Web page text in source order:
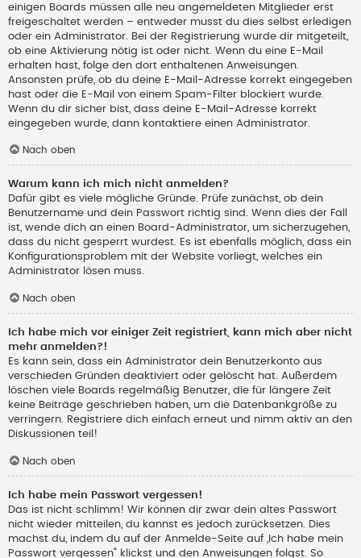
einigen Boards müssen alle neu angemeldeten Mitglieder erst
freigeschaltet werden – entweder musst du dies selbst erledigen
oder ein Administrator. Bei der Registrierung wurde dir mitgeteilt,
ob eine Aktivierung nötig ist oder nicht. Wenn du eine E-Mail
erhalten hast, folge den dort enthaltenen Anweisungen.
Ansonsten prüfe, ob du deine E-Mail-Adresse korrekt eingegeben
hast oder die E-Mail von einem Spam-Filter blockiert wurde.
Wenn du dir sicher bist, dass deine E-Mail-Adresse korrekt
eingegeben wurde, dann kontaktiere einen Administrator.
Nach oben
Warum kann ich mich nicht anmelden?
Dafür gibt es viele mögliche Gründe. Prüfe zunächst, ob dein
Benutzername und dein Passwort richtig sind. Wenn dies der Fall
ist, wende dich an einen Board-Administrator, um sicherzugehen,
dass du nicht gesperrt wurdest. Es ist ebenfalls möglich, dass ein
Konfigurationsproblem mit der Website vorliegt, welches ein
Administrator lösen muss.
Nach oben
Ich habe mich vor einiger Zeit registriert, kann mich aber nicht
mehr anmelden?!
Es kann sein, dass ein Administrator dein Benutzerkonto aus
verschieden Gründen deaktiviert oder gelöscht hat. Außerdem
löschen viele Boards regelmäßig Benutzer, die für längere Zeit
keine Beiträge geschrieben haben, um die Datenbankgröße zu
verringern. Registriere dich einfach erneut und nimm aktiv an den
Diskussionen teil!
Nach oben
Ich habe mein Passwort vergessen!
Das ist nicht schlimm! Wir können dir zwar dein altes Passwort
nicht wieder mitteilen, du kannst es jedoch zurücksetzen. Dies
machst du, indem du auf der Anmelde-Seite auf „Ich habe mein
Passwort vergessen“ klickst und den Anweisungen folgst. So